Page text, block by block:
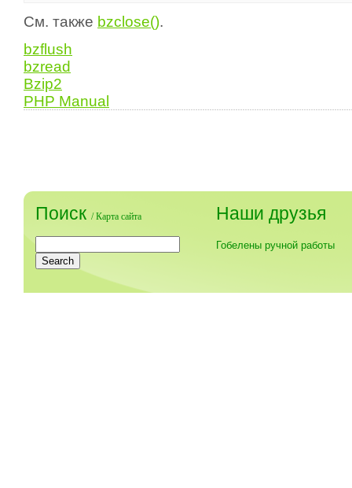
См. также bzclose().
bzflush
bzread
Bzip2
PHP Manual
Поиск /Карта сайта Наши друзья
Гобелены ручной работы